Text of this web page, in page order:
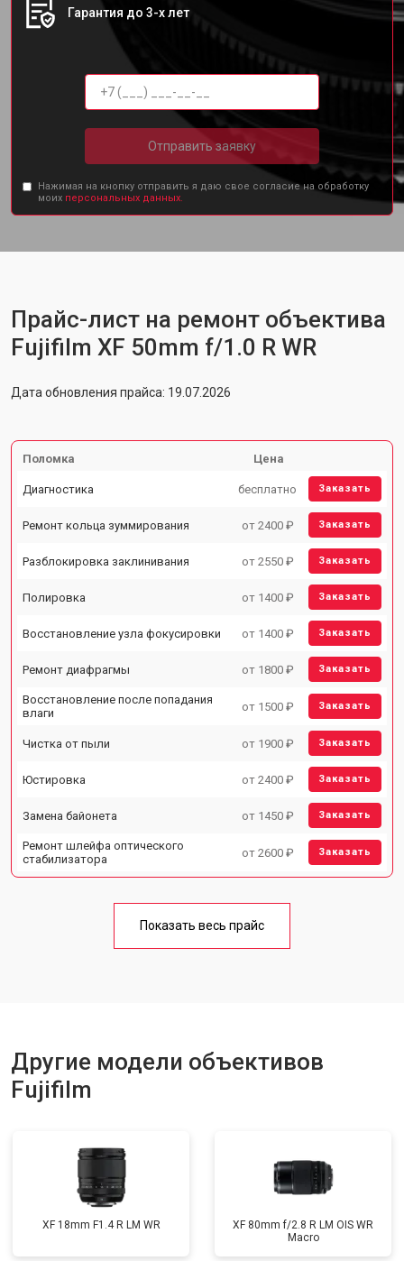
Гарантия до 3-х лет
Отправить заявку
Нажимая на кнопку отправить я даю свое согласие на обработку
моих персональных данных.
Прайс-лист на ремонт объектива
Fujifilm XF 50mm f/1.0 R WR
Дата обновления прайса: 19.07.2026
Поломка Цена
Диагностика бесплатно Заказать
Ремонт кольца зуммирования от 2400 ₽ Заказать
Разблокировка заклинивания от 2550 ₽ Заказать
Полировка от 1400 ₽ Заказать
Восстановление узла фокусировки от 1400 ₽ Заказать
Ремонт диафрагмы от 1800 ₽ Заказать
Восстановление после попадания
влаги
от 1500 ₽ Заказать
Чистка от пыли от 1900 ₽ Заказать
Юстировка от 2400 ₽ Заказать
Замена байонета от 1450 ₽ Заказать
Ремонт шлейфа оптического
стабилизатора
от 2600 ₽ Заказать
Показать весь прайс
Другие модели объективов
Fujifilm
XF 18mm F1.4 R LM WR
XF 80mm f/2.8 R LM OIS WR
Macro